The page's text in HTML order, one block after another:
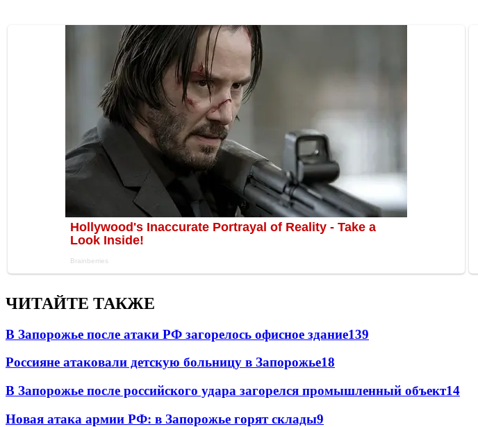
ЧИТАЙТЕ ТАКЖЕ
В Запорожье после атаки РФ загорелось офисное здание139
Россияне атаковали детскую больницу в Запорожье18
В Запорожье после российского удара загорелся промышленный объект14
Новая атака армии РФ: в Запорожье горят склады9